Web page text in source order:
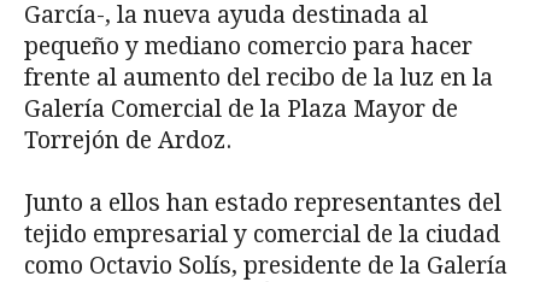
García-, la nueva ayuda destinada al
pequeño y mediano comercio para hacer
frente al aumento del recibo de la luz en la
Galería Comercial de la Plaza Mayor de
Torrejón de Ardoz.
Junto a ellos han estado representantes del
tejido empresarial y comercial de la ciudad
como Octavio Solís, presidente de la Galería